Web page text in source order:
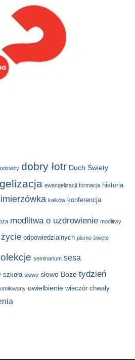
dobry łotr Duch Świety
ewangelizacji formacja historia
kałków konferencja
modlitwa o uzdrowienie modlitwy
życie odpowiedzialnych pismo święte
seminarium sesa
szkoła słowo słowo Boże tydzień
umiłowany uwielbienie wieczór chwały